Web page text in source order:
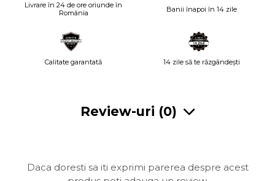
Livrare în 24 de ore oriunde în
România
Banii înapoi în 14 zile
Calitate garantată 14 zile să te răzgândești
Review-uri (0)
Daca doresti sa iti exprimi parerea despre acest